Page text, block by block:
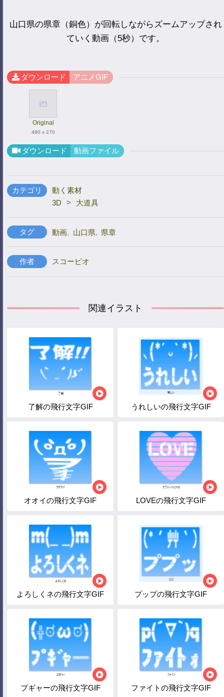
山口県の県章（銅色）が回転しながらズームアップされ
ていく動画（5秒）です。
ダウンロード アニメGIF
Original
480 x 270
ダウンロード 動画ファイル
カテゴリ
動く素材
3D
> 大道具
タグ 動画, 山口県, 県章
作者 スコーピオ
関連イラスト
了解の飛行文字GIF うれしいの飛行文字GIF
オオイの飛行文字GIF LOVEの飛行文字GIF
よろしくネの飛行文字GIF プップの飛行文字GIF
プギャーの飛行文字GIF ファイトの飛行文字GIF